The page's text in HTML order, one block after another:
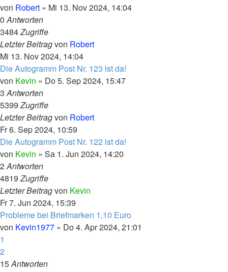
von Robert » Mi 13. Nov 2024, 14:04
0Antworten
3484Zugriffe
Letzter Beitragvon Robert
Mi 13. Nov 2024, 14:04
Die Autogramm Post Nr. 123 ist da!
von Kevin » Do 5. Sep 2024, 15:47
3Antworten
5399Zugriffe
Letzter Beitragvon Robert
Fr 6. Sep 2024, 10:59
Die Autogramm Post Nr. 122 ist da!
von Kevin » Sa 1. Jun 2024, 14:20
2Antworten
4819Zugriffe
Letzter Beitragvon Kevin
Fr 7. Jun 2024, 15:39
Probleme bei Briefmarken 1,10 Euro
von Kevin1977 » Do 4. Apr 2024, 21:01
1
2
15Antworten